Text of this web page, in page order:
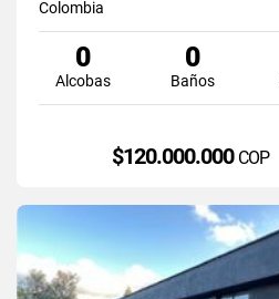
Colombia
0
Alcobas
0
Baños
$120.000.000 COP